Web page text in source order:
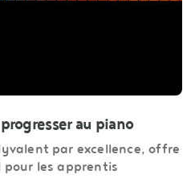
au piano
par excellence, offre
pour les apprentis